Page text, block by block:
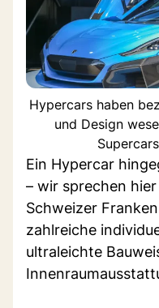
Hypercars haben
und Design
Ein Hypercar
– wir sprechen
Schweizer
zahlreiche
ultraleichte